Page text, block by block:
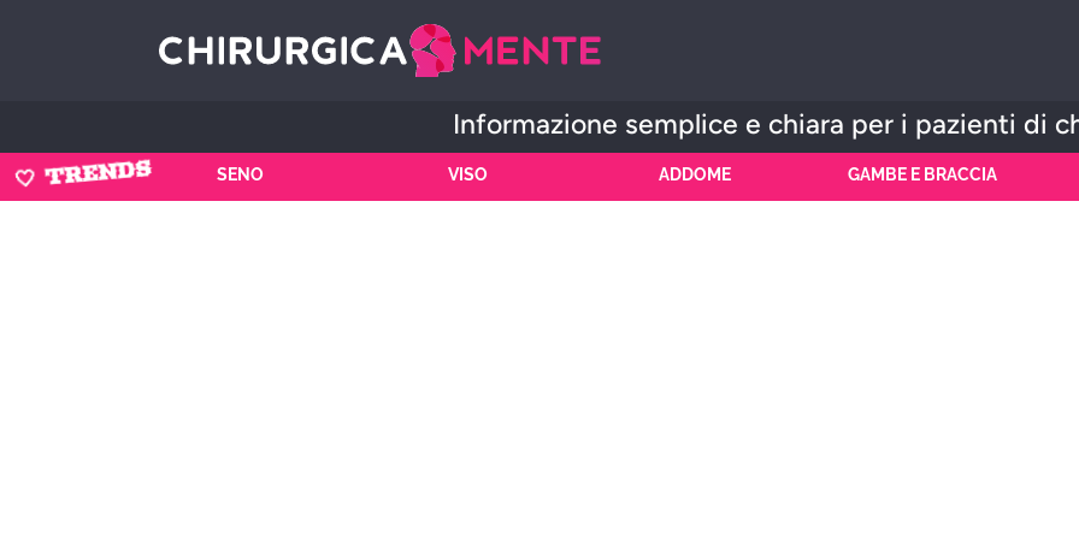
Informazione semplice e chiara per i pazienti di
SENO
🤍 TRENDS VISO ADDOME GAMBE E BRACCIA